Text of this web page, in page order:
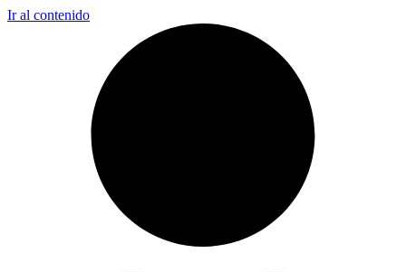
Ir al contenido